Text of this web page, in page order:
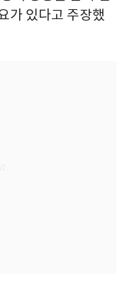
가 있다고 주장했